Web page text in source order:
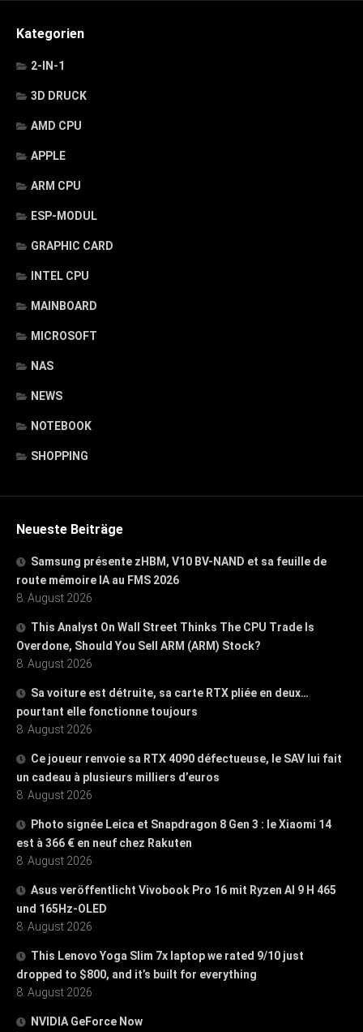
Kategorien
2-IN-1
3D DRUCK
AMD CPU
APPLE
ARM CPU
ESP-MODUL
GRAPHIC CARD
INTEL CPU
MAINBOARD
MICROSOFT
NAS
NEWS
NOTEBOOK
SHOPPING
Neueste Beiträge
Samsung présente zHBM, V10 BV-NAND et sa feuille de
route mémoire IA au FMS 2026
8. August 2026
This Analyst On Wall Street Thinks The CPU Trade Is
Overdone, Should You Sell ARM (ARM) Stock?
8. August 2026
Sa voiture est détruite, sa carte RTX pliée en deux…
pourtant elle fonctionne toujours
8. August 2026
Ce joueur renvoie sa RTX 4090 défectueuse, le SAV lui fait
un cadeau à plusieurs milliers d’euros
8. August 2026
Photo signée Leica et Snapdragon 8 Gen 3 : le Xiaomi 14
est à 366 € en neuf chez Rakuten
8. August 2026
Asus veröffentlicht Vivobook Pro 16 mit Ryzen AI 9 H 465
und 165Hz-OLED
8. August 2026
This Lenovo Yoga Slim 7x laptop we rated 9/10 just
dropped to $800, and it’s built for everything
8. August 2026
NVIDIA GeForce Now